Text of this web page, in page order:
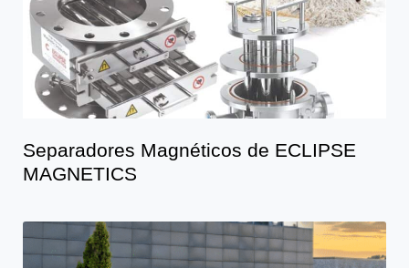
Separadores Magnéticos de ECLIPSE
MAGNETICS